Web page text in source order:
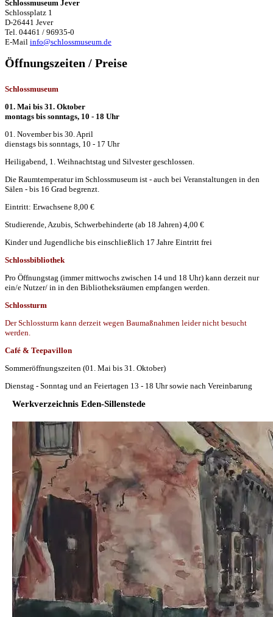
Schlossmuseum Jever
Schlossplatz 1
D-26441 Jever
Tel. 04461 / 96935-0
E-Mail info@schlossmuseum.de
Öffnungszeiten / Preise
Schlossmuseum
01. Mai bis 31. Oktober
montags bis sonntags, 10 - 18 Uhr
01. November bis 30. April
dienstags bis sonntags, 10 - 17 Uhr
Heiligabend, 1. Weihnachtstag und Silvester geschlossen.
Die Raumtemperatur im Schlossmuseum ist - auch bei Veranstaltungen in den
Sälen - bis 16 Grad begrenzt.
Eintritt: Erwachsene 8,00 €
Studierende, Azubis, Schwerbehinderte (ab 18 Jahren) 4,00 €
Kinder und Jugendliche bis einschließlich 17 Jahre Eintritt frei
Schlossbibliothek
Pro Öffnungstag (immer mittwochs zwischen 14 und 18 Uhr) kann derzeit nur
ein/e Nutzer/ in in den Bibliotheksräumen empfangen werden.
Schlossturm
Der Schlossturm kann derzeit wegen Baumaßnahmen leider nicht besucht
werden.
Café & Teepavillon
Sommeröffnungszeiten (01. Mai bis 31. Oktober)
Dienstag - Sonntag und an Feiertagen 13 - 18 Uhr sowie nach Vereinbarung
Werkverzeichnis Eden-Sillenstede